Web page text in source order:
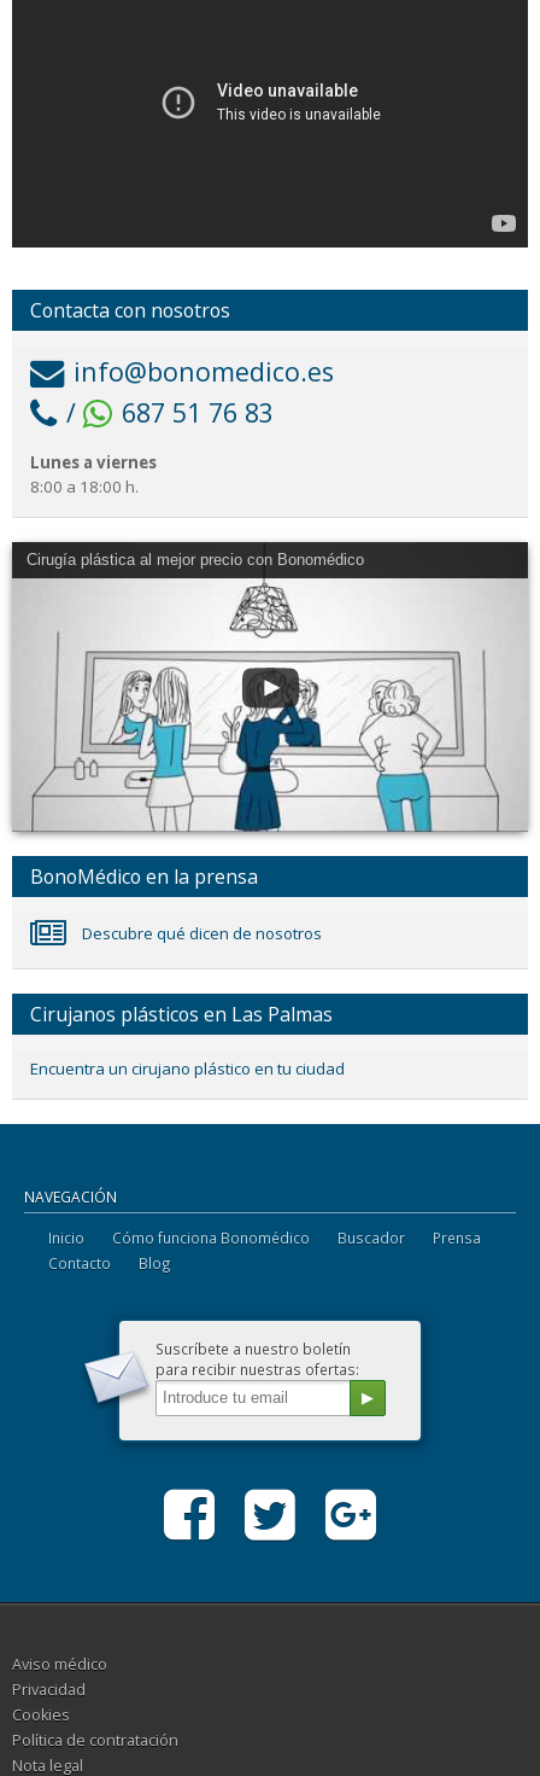
Contacta con nosotros
info@bonomedico.es
/
687 51 76 83
Lunes a viernes
8:00 a 18:00 h.
Cirugía plástica al mejor precio con Bonomédico
BonoMédico en la prensa
Descubre qué dicen de nosotros
Cirujanos plásticos en Las Palmas
Encuentra un cirujano plástico en tu ciudad
NAVEGACIÓN
Inicio Cómo funciona Bonomédico Buscador
Prensa
Contacto
Blog
Suscríbete a nuestro boletín
para recibir nuestras ofertas:
Aviso médico
Privacidad
Cookies
Política de contratación
Nota legal